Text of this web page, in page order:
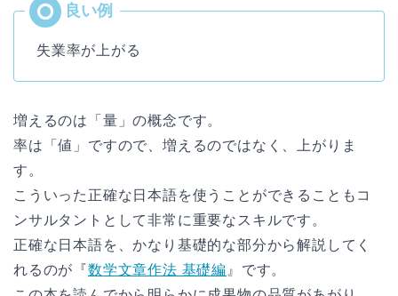
失業率が上がる
増えるのは「量」の概念です。
率は「値」ですので、増えるのではなく、上がりま
す。
こういった正確な日本語を使うことができることもコ
ンサルタントとして非常に重要なスキルです。
正確な日本語を、かなり基礎的な部分から解説してく
れるのが『数学文章作法 基礎編 』です。